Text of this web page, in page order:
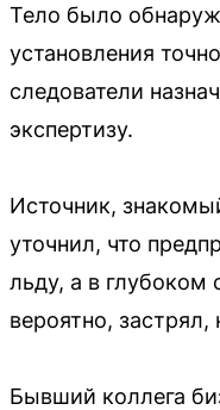
Тело было
установления
следователи
экспертизу.
Источник,
уточнил, что
льду, а в глубоком
вероятно,
Бывший коллега